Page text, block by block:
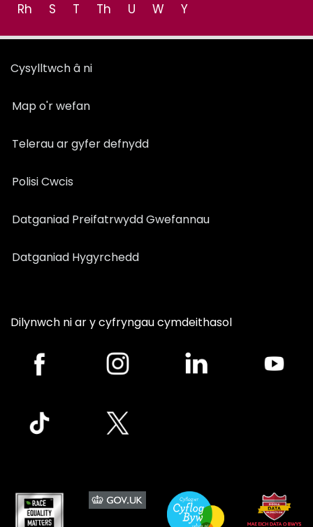
Rh
S T Th U W Y
Cysylltwch â ni
Map o'r wefan
Telerau ar gyfer defnydd
Polisi Cwcis
Datganiad Preifatrwydd Gwefannau
Datganiad Hygyrchedd
Dilynwch ni ar y cyfryngau cymdeithasol